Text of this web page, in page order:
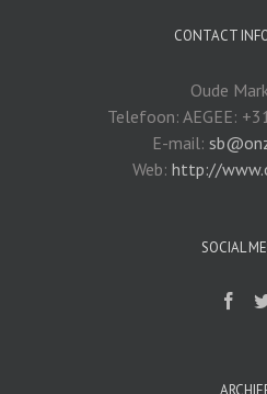
CONTACT
Oude
Telefoon: AEGEE:
E-mail:
Web: http://
SOCIAL